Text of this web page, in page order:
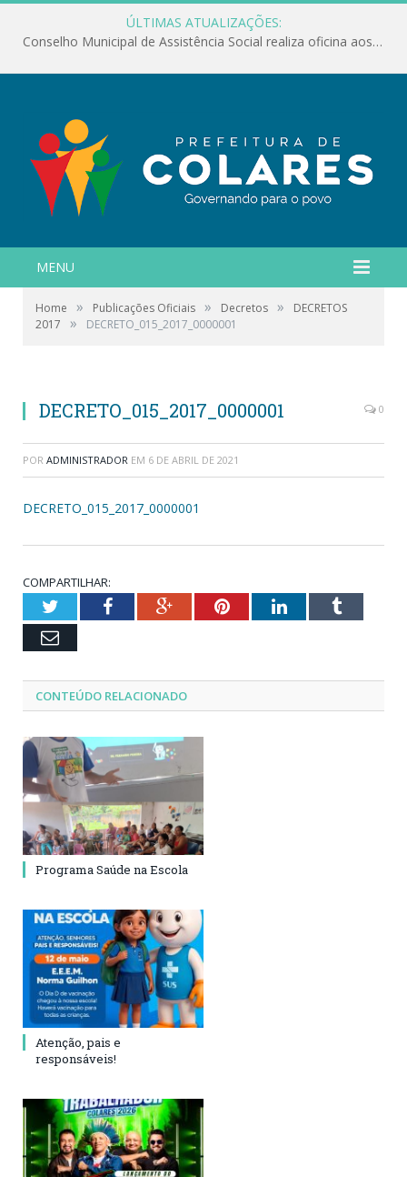
ÚLTIMAS ATUALIZAÇÕES:
Conselho Municipal de Assistência Social realiza oficina aos servidores
MENU
Home » Publicações Oficiais » Decretos »
DECRETOS
2017
» DECRETO_015_2017_0000001
DECRETO_015_2017_0000001 0
POR ADMINISTRADOR EM 6 DE ABRIL DE 2021
DECRETO_015_2017_0000001
COMPARTILHAR:
TwitterFacebookGoogle+PinterestLinkedInTumblr
Email
CONTEÚDO RELACIONADO
Programa Saúde na Escola
Atenção, pais e
responsáveis!